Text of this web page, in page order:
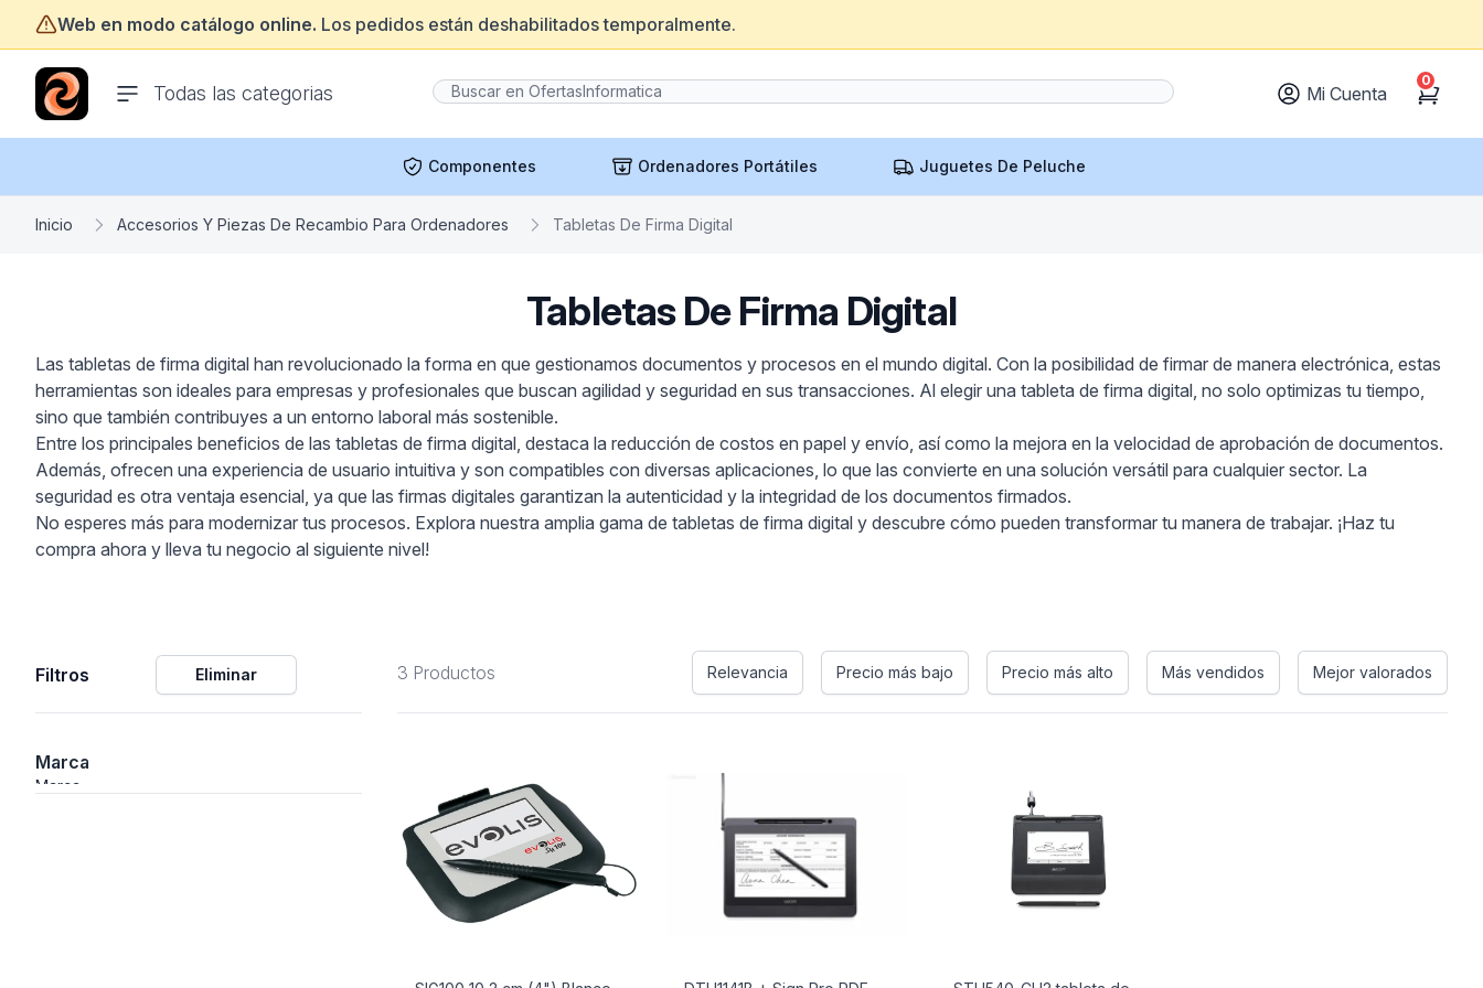
Web en modo catálogo online. Los pedidos están deshabilitados temporalmente.
Todas las categorias
ofertasinformatica.com
Mi Cuenta Cart
0
Componentes Ordenadores Portátiles Juguetes De Peluche
Inicio Accesorios Y Piezas De Recambio Para Ordenadores Tabletas De Firma Digital
Tabletas De Firma Digital
Las tabletas de firma digital han revolucionado la forma en que gestionamos documentos y procesos en el mundo digital. Con la posibilidad de firmar de manera electrónica, estas
herramientas son ideales para empresas y profesionales que buscan agilidad y seguridad en sus transacciones. Al elegir una tableta de firma digital, no solo optimizas tu tiempo,
sino que también contribuyes a un entorno laboral más sostenible.
Entre los principales beneficios de las tabletas de firma digital, destaca la reducción de costos en papel y envío, así como la mejora en la velocidad de aprobación de documentos.
Además, ofrecen una experiencia de usuario intuitiva y son compatibles con diversas aplicaciones, lo que las convierte en una solución versátil para cualquier sector. La
seguridad es otra ventaja esencial, ya que las firmas digitales garantizan la autenticidad y la integridad de los documentos firmados.
No esperes más para modernizar tus procesos. Explora nuestra amplia gama de tabletas de firma digital y descubre cómo pueden transformar tu manera de trabajar. ¡Haz tu
compra ahora y lleva tu negocio al siguiente nivel!
Filtros Eliminar
Marca
Marca
3 Productos Relevancia Precio más bajo Precio más alto Más vendidos Mejor valorados